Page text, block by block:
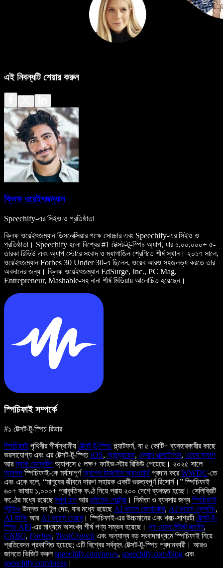
এই নিবন্ধটি শেয়ার করুন
ক্লিফ ওয়েইৎজম্যান
Speechify-এর সিইও ও প্রতিষ্ঠাতা
ক্লিফ ওয়েইৎজম্যান ডিসলেক্সিয়ার পক্ষে সোচ্চার এবং Speechify-এর সিইও ও
প্রতিষ্ঠাতা। Speechify হলো বিশ্বের #1 টেক্সট-টু-স্পিচ অ্যাপ, যার ১,০০,০০০+ ৫-
তারকা রিভিউ এবং অ্যাপ স্টোরে সংবাদ ও ম্যাগাজিন শ্রেণিতে শীর্ষ স্থান। ২০১৭ সালে,
ওয়েইৎজম্যান Forbes 30 Under 30-এ ছিলেন, ওয়েব আরও সহজলভ্য করতে তার
অবদানের জন্য। ক্লিফ ওয়েইৎজম্যান EdSurge, Inc., PC Mag,
Entrepreneur, Mashable-সহ নানা শীর্ষ মিডিয়ায় আলোচিত হয়েছেন।
স্পিচিফাই সম্পর্কে
#১ টেক্সট-টু-স্পিচ রিডার
স্পিচিফাই পৃথিবীর শীর্ষস্থানীয় টেক্সট-টু-স্পিচ প্ল্যাটফর্ম, যা ৫ কোটি+ ব্যবহারকারীর কাছে
ভরসাযোগ্য এবং এর টেক্সট-টু-স্পিচ iOS, অ্যান্ড্রয়েড, ক্রোম এক্সটেনশন, ওয়েব অ্যাপ
আরম্যাক ডেস্কটপ অ্যাপসে ৫ লক্ষ+ ফাইভ-স্টার রিভিউ পেয়েছে। ২০২৫ সালে
অ্যাপলস্পিচিফাই-কে মর্যাদাপূর্ণঅ্যাপল ডিজাইন অ্যাওয়ার্ড প্রদান করেWWDC-তে
এবং একে বলে, “মানুষের জীবনে দারুণ সহায়ক একটি গুরুত্বপূর্ণ রিসোর্স।” স্পিচিফাই
৬০+ ভাষায় ১,০০০+ প্রাকৃতিক কণ্ঠ নিয়ে প্রায় ২০০ দেশে ব্যবহৃত হচ্ছে। সেলিব্রিটি
কণ্ঠের মধ্যে রয়েছেস্নুপ ডগ আরগুইনেথ পেল্ট্রো । নির্মাতা ও ব্যবসার জন্য স্পিচিফাই
স্টুডিও উন্নত সব টুল দেয়, যার মধ্যে রয়েছে AI ভয়েস জেনারেটর, AI ভয়েস ক্লোনিং,
AI ডাবিং আর AI ভয়েস চেঞ্জার। স্পিচিফাই-এর উচ্চমানের এবং খরচ-সাশ্রয়ী টেক্সট-টু-
স্পিচ API-এর মাধ্যমে অসংখ্য শীর্ষ পণ্য সম্ভব হয়েছে। দ্য ওয়াল স্ট্রিট জার্নাল,
CNBC, Forbes, TechCrunch এবং অন্যান্য বড় সংবাদমাধ্যমে স্পিচিফাই নিয়ে
প্রতিবেদন প্রকাশিত হয়েছে; এটি বিশ্বের সর্ববৃহৎ টেক্সট-টু-স্পিচ প্রদানকারী। আরও
জানতে ভিজিট করুনspeechify.com/news, speechify.com/blog এবং
speechify.com/press ।